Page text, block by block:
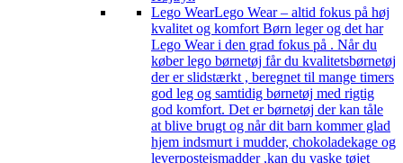
Lego WearLego Wear – altid fokus på høj
kvalitet og komfort Børn leger og det har
Lego Wear i den grad fokus på . Når du
køber lego børnetøj får du kvalitetsbørnetøj
der er slidstærkt , beregnet til mange timers
god leg og samtidig børnetøj med rigtig
god komfort. Det er børnetøj der kan tåle
at blive brugt og når dit barn kommer glad
hjem indsmurt i mudder, chokoladekage og
leverpostejsmadder ,kan du vaske tøjet